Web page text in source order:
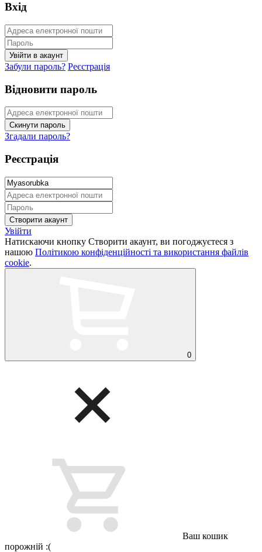
Вхід
Забули пароль? Реєстрація
Відновити пароль
Згадали пароль?
Реєстрація
Увійти
Натискаючи кнопку Створити акаунт, ви погоджуєтеся з
нашою Політикою конфіденційності та використання файлів
cookie.
0
Ваш кошик
порожній :(